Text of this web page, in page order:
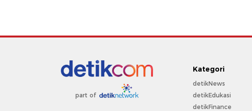
part of
Kategori
detikNews
detikEdukasi
detikFinance